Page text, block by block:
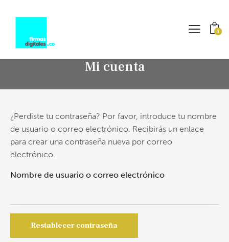
0
Mi cuenta
¿Perdiste tu contraseña? Por favor, introduce tu nombre
de usuario o correo electrónico. Recibirás un enlace
para crear una contraseña nueva por correo
electrónico.
Nombre de usuario o correo electrónico
Restablecer contraseña